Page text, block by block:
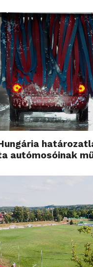
autómosóinak